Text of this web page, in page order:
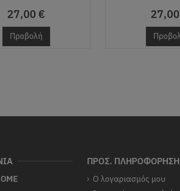
27,00 €
Προβολή
ΠΡΟΣ. ΠΛΗΡΟΦΟΡΗΣΗ
Ο λογαριασμός μου